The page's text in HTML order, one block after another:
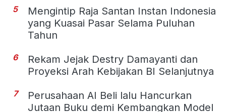
5
Mengintip Raja Santan Instan Indonesia
yang Kuasai Pasar Selama Puluhan
Tahun
6
Rekam Jejak Destry Damayanti dan
Proyeksi Arah Kebijakan BI Selanjutnya
7
Perusahaan AI Beli lalu Hancurkan
Jutaan Buku demi Kembangkan Model